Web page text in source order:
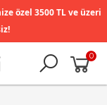
özel 3500 TL ve üzeri
0